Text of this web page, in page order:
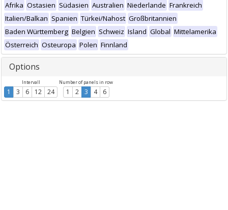
Afrika Ostasien Südasien Australien Niederlande Frankreich
Italien/Balkan Spanien Türkei/Nahost Großbritannien
Baden Württemberg Belgien Schweiz Island Global Mittelamerika
Österreich Osteuropa Polen Finnland
Options
Intervall
1 3 6 12 24
Number of panels in row
1 2 3 4 6